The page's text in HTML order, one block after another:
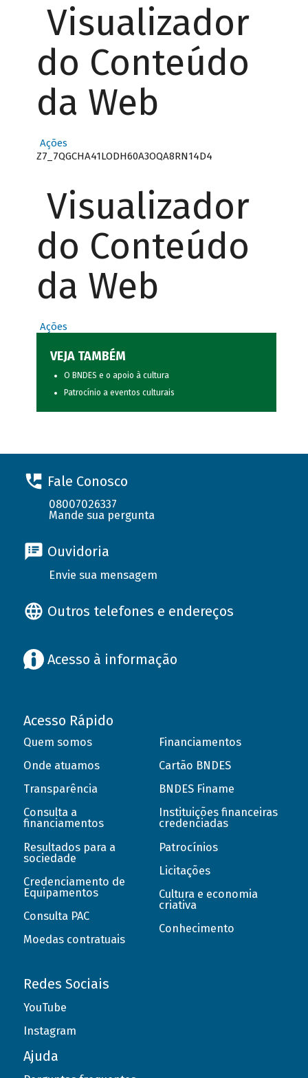
Visualizador
do Conteúdo
da Web
Ações
Z7_7QGCHA41LODH60A3OQA8RN14D4
Visualizador
do Conteúdo
da Web
Ações
VEJA TAMBÉM
O BNDES e o apoio à cultura
Patrocínio a eventos culturais
Fale Conosco
08007026337
Mande sua pergunta
Ouvidoria
Envie sua mensagem
Outros telefones e endereços
Acesso à informação
Acesso Rápido
Quem somos
Onde atuamos
Transparência
Consulta a
financiamentos
Resultados para a
sociedade
Credenciamento de
Equipamentos
Consulta PAC
Moedas contratuais
Financiamentos
Cartão BNDES
BNDES Finame
Instituições financeiras
credenciadas
Patrocínios
Licitações
Cultura e economia
criativa
Conhecimento
Redes Sociais
YouTube
Instagram
Ajuda